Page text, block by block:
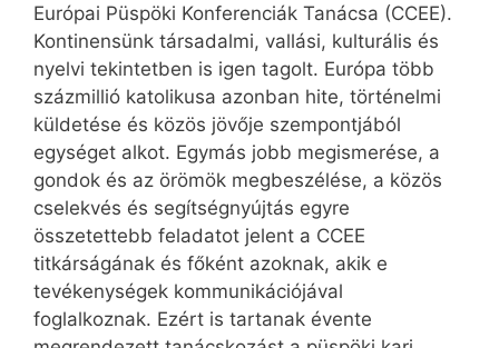
Európai Püspöki Konferenciák Tanácsa (CCEE).
Kontinensünk társadalmi, vallási, kulturális és
nyelvi tekintetben is igen tagolt. Európa több
százmillió katolikusa azonban hite, történelmi
küldetése és közös jövője szempontjából
egységet alkot. Egymás jobb megismerése, a
gondok és az örömök megbeszélése, a közös
cselekvés és segítségnyújtás egyre
összetettebb feladatot jelent a CCEE
titkárságának és főként azoknak, akik e
tevékenységek kommunikációjával
foglalkoznak. Ezért is tartanak évente